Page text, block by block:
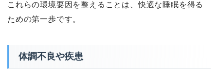
これらの環境要因を整えることは、快適な睡眠を得る
ための第一歩です。
体調不良や疾患